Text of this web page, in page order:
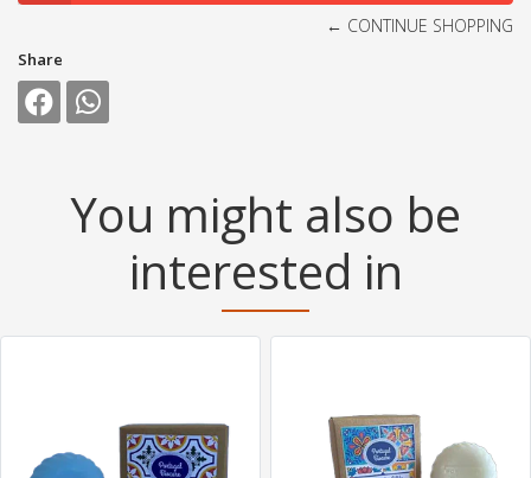
← CONTINUE SHOPPING
Share
You might also be
interested in